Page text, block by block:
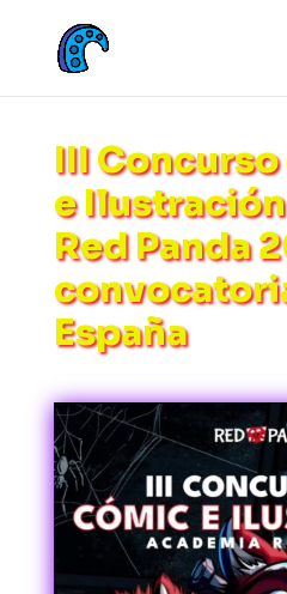
III
e
Red Panda
España